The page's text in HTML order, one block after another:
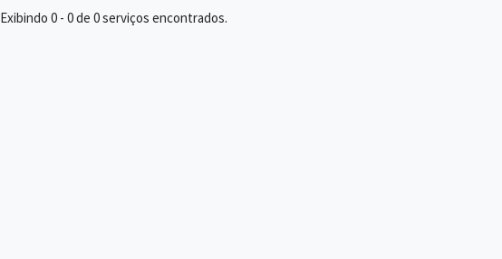
Exibindo 0 - 0 de 0 serviços encontrados.